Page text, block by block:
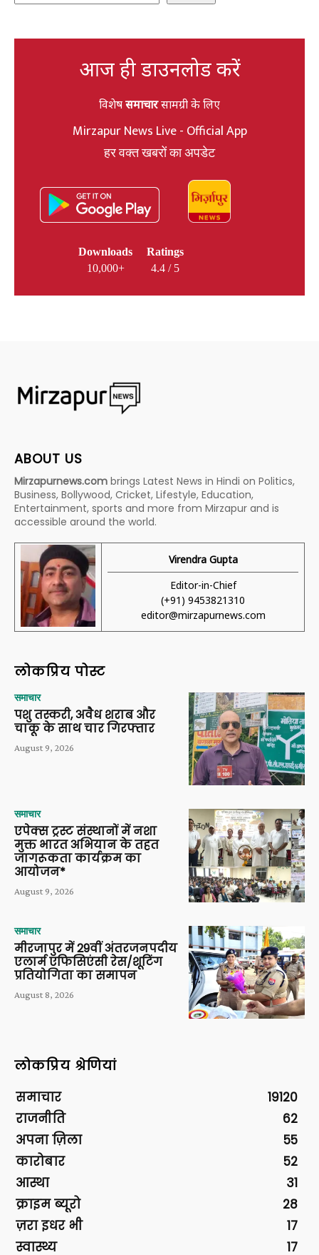
आज ही डाउनलोड करें
विशेषसमाचारसामग्री के लिए
Mirzapur News Live - Official App
हर वक्त खबरों का अपडेट
Downloads
10,000+
Ratings
4.4 / 5
ABOUT US
Mirzapurnews.com brings Latest News in Hindi on Politics,
Business, Bollywood, Cricket, Lifestyle, Education,
Entertainment, sports and more from Mirzapur and is
accessible around the world.
Virendra Gupta
Editor-in-Chief
(+91) 9453821310
editor@mirzapurnews.com
लोकप्रिय पोस्ट
समाचार
पशु तस्करी, अवैध शराब और
चाकू के साथ चार गिरफ्तार
August 9, 2026
समाचार
एपेक्स ट्रस्ट संस्थानों में नशा
मुक्त भारत अभियान के तहत
जागरूकता कार्यक्रम का
आयोजन*
August 9, 2026
समाचार
मीरजापुर में 29वीं अंतरजनपदीय
एलार्म एफिसिएंसी रेस/शूटिंग
प्रतियोगिता का समापन
August 8, 2026
लोकप्रिय श्रेणियां
समाचार
19120
राजनीति
62
अपना ज़िला
55
कारोबार
52
आस्था
31
क्राइम ब्यूरो
28
ज़रा इधर भी
17
स्वास्थ्य
17